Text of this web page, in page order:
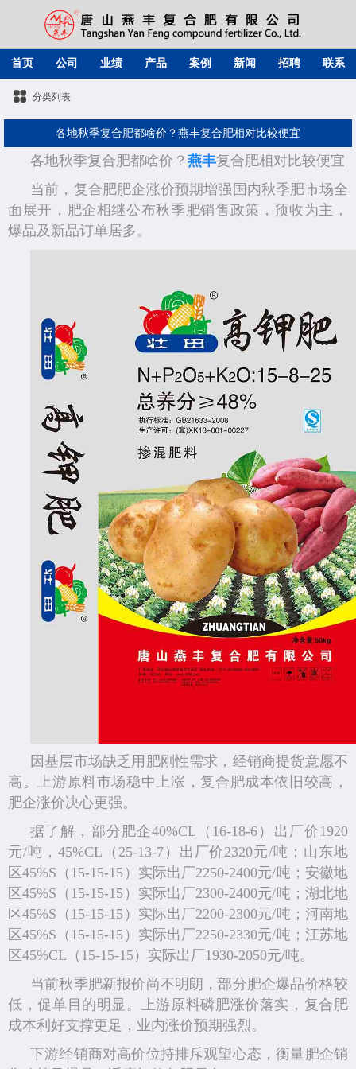
首页 公司 业绩 产品 案例 新闻 招聘 联系
分类列表
各地秋季复合肥都啥价？燕丰复合肥相对比较便宜
各地秋季复合肥都啥价？ 燕丰复合肥相对比较便宜
当前，复合肥肥企涨价预期增强国内秋季肥市场全
面展开，肥企相继公布秋季肥销售政策，预收为主，
爆品及新品订单居多。
因基层市场缺乏用肥刚性需求，经销商提货意愿不
高。上游原料市场稳中上涨，复合肥成本依旧较高，
肥企涨价决心更强。
据了解，部分肥企40%CL（16-18-6）出厂价1920
元/吨，45%CL（25-13-7）出厂价2320元/吨；山东地
区45%S（15-15-15）实际出厂2250-2400元/吨；安徽地
区45%S（15-15-15）实际出厂2300-2400元/吨；湖北地
区45%S（15-15-15）实际出厂2200-2300元/吨；河南地
区45%S（15-15-15）实际出厂2250-2330元/吨；江苏地
区45%CL（15-15-15）实际出厂1930-2050元/吨。
当前秋季肥新报价尚不明朗，部分肥企爆品价格较
低，促单目的明显。上游原料磷肥涨价落实，复合肥
成本利好支撑更足，业内涨价预期强烈。
下游经销商对高价位持排斥观望心态，衡量肥企销